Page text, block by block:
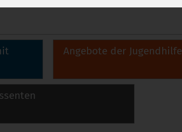
Angebote der Jugendhilfe